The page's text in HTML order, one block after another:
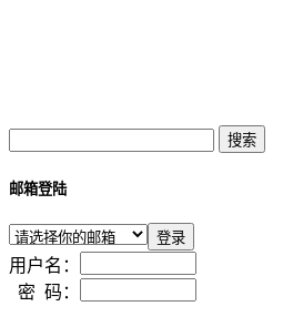
邮箱登陆
用户名：
密 码：